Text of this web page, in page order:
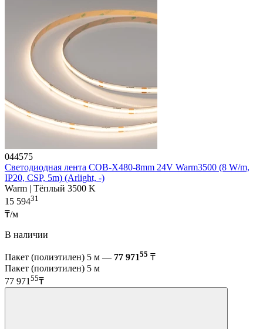
044575
Светодиодная лента COB-X480-8mm 24V Warm3500 (8 W/m,
IP20, CSP, 5m) (Arlight, -)
Warm | Тёплый 3500 K
15 59431
₸/м
В наличии
Пакет (полиэтилен) 5 м — 77 97155 ₸
Пакет (полиэтилен) 5 м
77 971 55₸